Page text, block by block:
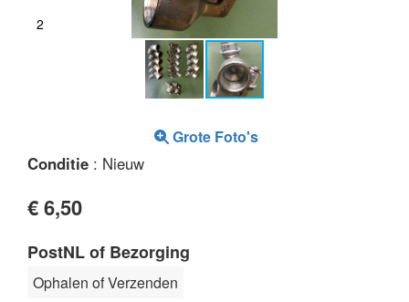
2
Grote Foto's
Conditie : Nieuw
€ 6,50
PostNL of Bezorging
Ophalen of Verzenden